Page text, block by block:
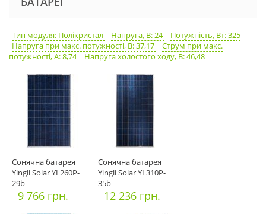
Тип модуля: Полікристал Напруга, В: 24
Потужність, Вт: 325
Напруга при макс. потужності, В: 37,17
Струм при макс.
потужності, А: 8,74
Напруга холостого ходу, В: 46,48
Сонячна батарея
Yingli Solar YL260P-
29b
9 766 грн.
Сонячна батарея
Yingli Solar YL310P-
35b
12 236 грн.